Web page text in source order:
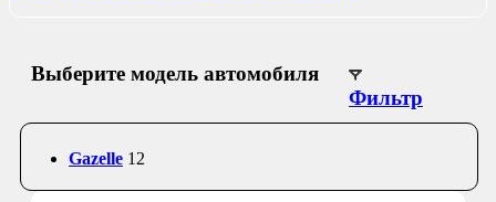
Выберите модель автомобиля
Фильтр
Gazelle 12